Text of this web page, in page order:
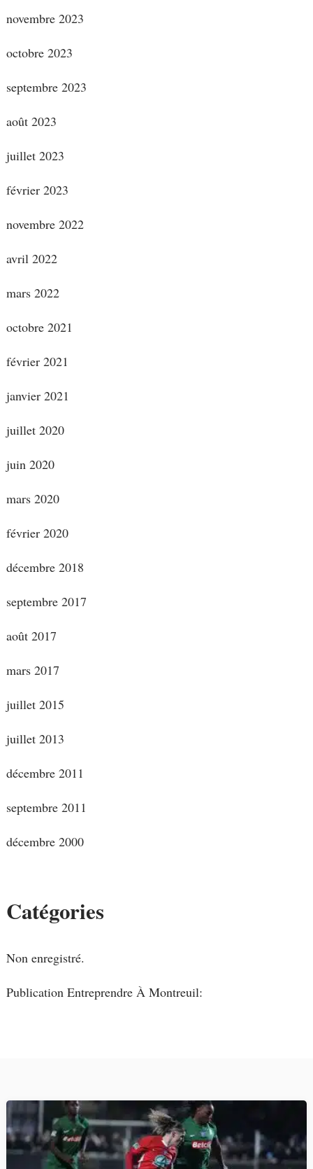
novembre 2023
octobre 2023
septembre 2023
août 2023
juillet 2023
février 2023
novembre 2022
avril 2022
mars 2022
octobre 2021
février 2021
janvier 2021
juillet 2020
juin 2020
mars 2020
février 2020
décembre 2018
septembre 2017
août 2017
mars 2017
juillet 2015
juillet 2013
décembre 2011
septembre 2011
décembre 2000
Catégories
Non enregistré.
Publication Entreprendre À Montreuil: